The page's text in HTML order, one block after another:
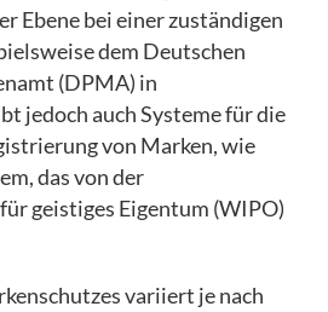
Ebene bei einer zuständigen
dem Deutschen
(DPMA) in
jedoch auch Systeme für die
von Marken, wie
das von der
geistiges Eigentum (WIPO)
variiert je nach